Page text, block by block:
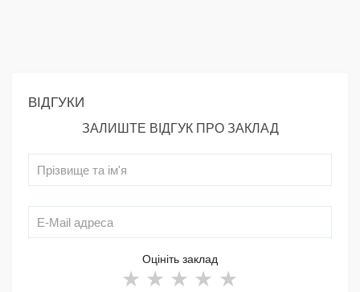
ВІДГУКИ
ЗАЛИШТЕ ВІДГУК ПРО ЗАКЛАД
Оцініть заклад